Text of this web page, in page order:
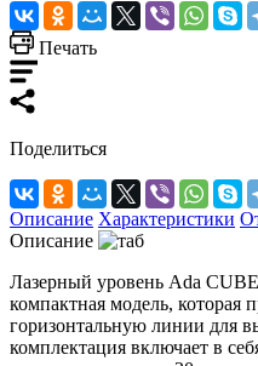
Печать
Поделиться
Описание Характеристики
Описание
Лазерный уровень Ada
компактная модель, которая
горизонтальную линии для
комплектация включает в